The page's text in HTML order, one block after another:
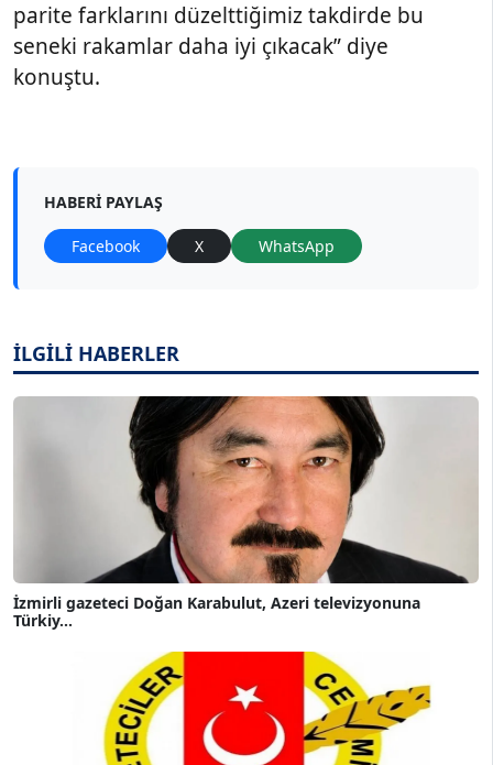
parite farklarını düzelttiğimiz takdirde bu
seneki rakamlar daha iyi çıkacak” diye
konuştu.
HABERI PAYLAŞ
Facebook X WhatsApp
İLGİLİ HABERLER
İzmirli gazeteci Doğan Karabulut, Azeri televizyonuna
Türkiy...